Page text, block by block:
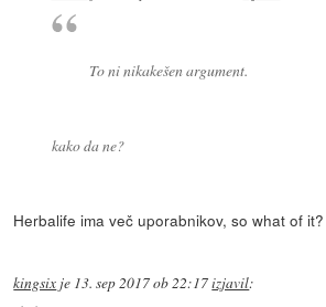
To ni nikakešen argument.
kako da ne?
Herbalife ima več uporabnikov, so what of it?
kingsix je 13. sep 2017 ob 22:17izjavil: